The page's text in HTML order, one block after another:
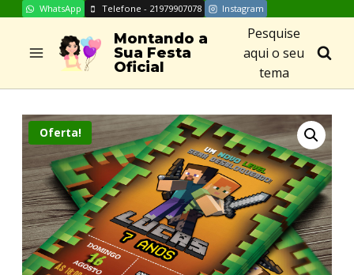
Skip
content
WhatsApp Telefone - 21979907078 Instagram
Montando a
Sua Festa
Oficial
Pesquise
aqui o seu
tema
Oferta!